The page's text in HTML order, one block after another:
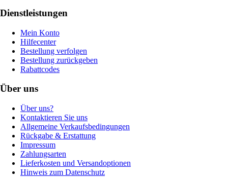
Dienstleistungen
Mein Konto
Hilfecenter
Bestellung verfolgen
Bestellung zurückgeben
Rabattcodes
Über uns
Über uns?
Kontaktieren Sie uns
Allgemeine Verkaufsbedingungen
Rückgabe & Erstattung
Impressum
Zahlungsarten
Lieferkosten und Versandoptionen
Hinweis zum Datenschutz